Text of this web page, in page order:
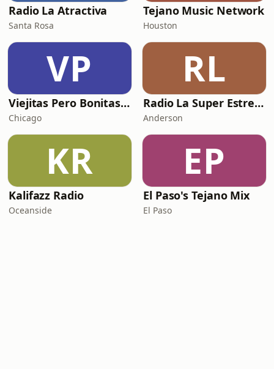
Radio La Atractiva
Santa Rosa
Tejano Music Network
Houston
VP
Viejitas Pero Bonitas Radio
Chicago
RL
Radio La Super Estrella 105.COM
Anderson
KR
Kalifazz Radio
Oceanside
EP
El Paso's Tejano Mix
El Paso